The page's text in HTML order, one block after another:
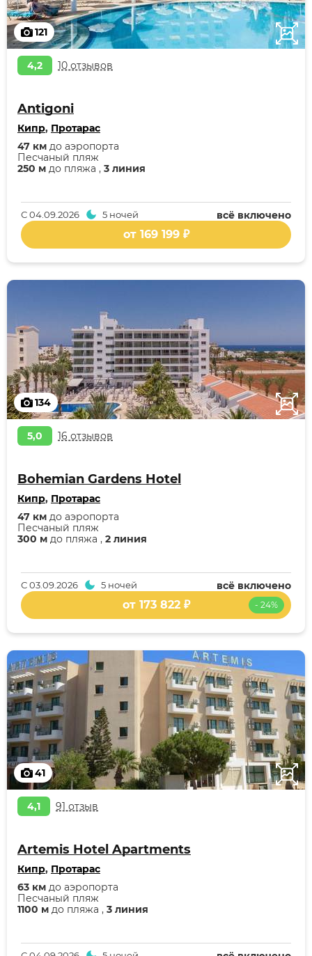
121
4,2 10 отзывов
Antigoni
Кипр, Протарас
250 м до пляжа , 3 линия
Песчаный пляж
47 км до аэропорта
всё включено
С04.09.2026 5 ночей
от 169 199 ₽
134
5,0 16 отзывов
Bohemian Gardens Hotel
Кипр, Протарас
300 м до пляжа , 2 линия
Песчаный пляж
47 км до аэропорта
всё включено
С03.09.2026 5 ночей
- 24%
от 173 822 ₽
41
4,1 91 отзыв
Artemis Hotel Apartments
Кипр, Протарас
1100 м до пляжа , 3 линия
Песчаный пляж
63 км до аэропорта